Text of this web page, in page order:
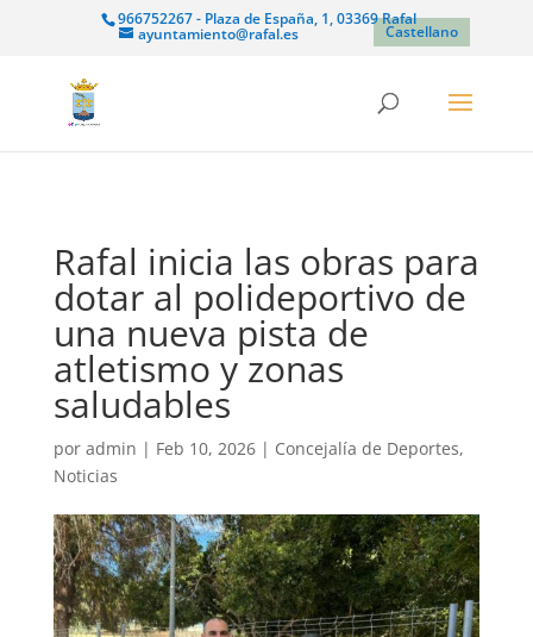
966752267 - Plaza de España, 1, 03369 Rafal
ayuntamiento@rafal.es Castellano
Rafal inicia las obras para
dotar al polideportivo de
una nueva pista de
atletismo y zonas
saludables
por admin | Feb 10, 2026| Concejalía de Deportes,
Noticias